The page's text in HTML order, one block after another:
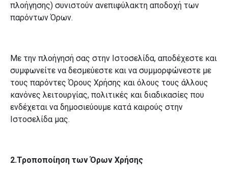
πλοήγησης) συνιστούν ανεπιφύλακτη αποδοχή των
παρόντων Όρων.
Με την πλοήγησή σας στην Ιστοσελίδα, αποδέχεστε και
συμφωνείτε να δεσμεύεστε και να συμμορφώνεστε με
τους παρόντες Όρους Χρήσης και όλους τους άλλους
κανόνες λειτουργίας, πολιτικές και διαδικασίες που
ενδέχεται να δημοσιεύουμε κατά καιρούς στην
Ιστοσελίδα μας.
2.Τροποποίηση των Όρων Χρήσης